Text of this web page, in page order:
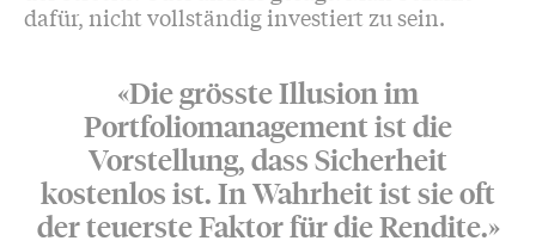
dafür, nicht vollständig investiert zu sein.
«Die grösste Illusion im
Portfoliomanagement ist die
Vorstellung, dass Sicherheit
kostenlos ist. In Wahrheit ist sie oft
der teuerste Faktor für die Rendite.»